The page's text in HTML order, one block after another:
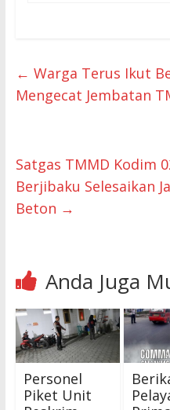
← Warga Terus Ikut
Mengecat Jembatan
Satgas TMMD Kodim
Berjibaku Selesaikan
Beton →
Anda Juga
Personel
Piket Unit